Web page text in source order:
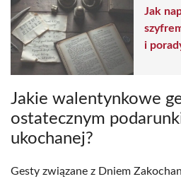
Jak
i
Jakie walentynkowe
ostatecznym
ukochanej?
Gesty związane z Dniem